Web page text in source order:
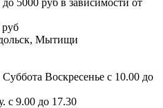
руб
Мытищи
Воскресенье с 10.00 до
с 9.00 до 17.30